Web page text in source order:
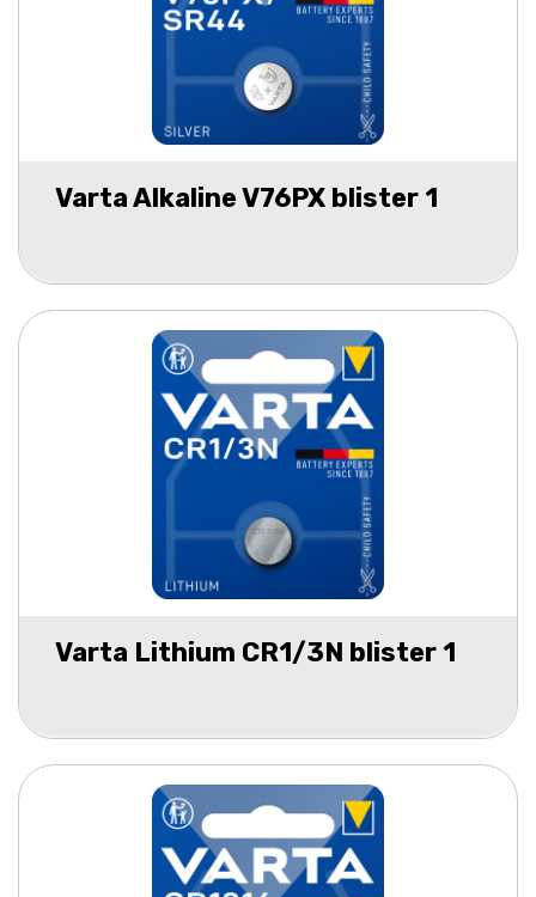
Varta Alkaline V76PX blister 1
Varta Lithium CR1/3N blister 1